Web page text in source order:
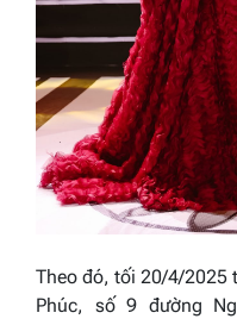
Theo đó, tối 20/4/2025
Phúc, số 9 đường